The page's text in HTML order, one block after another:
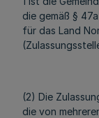
die gemäß §
für das Land
(2) Die
die von